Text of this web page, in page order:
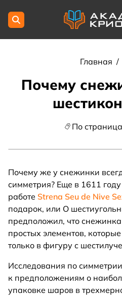
Главная /
Почему
По
Почему же у снежинки
симметрия? Еще в 1611
работе Strena Seu de Nive
подарок, или О
предположил, что снежинка
простых элементов,
только в фигуру с
Исследования по
к предположениям о
упаковке шаров в